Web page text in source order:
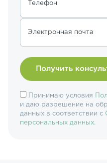
Телефон
Электронная почта
Принимаю условия
и даю разрешение на
данных в соответствии с
персональных данных.